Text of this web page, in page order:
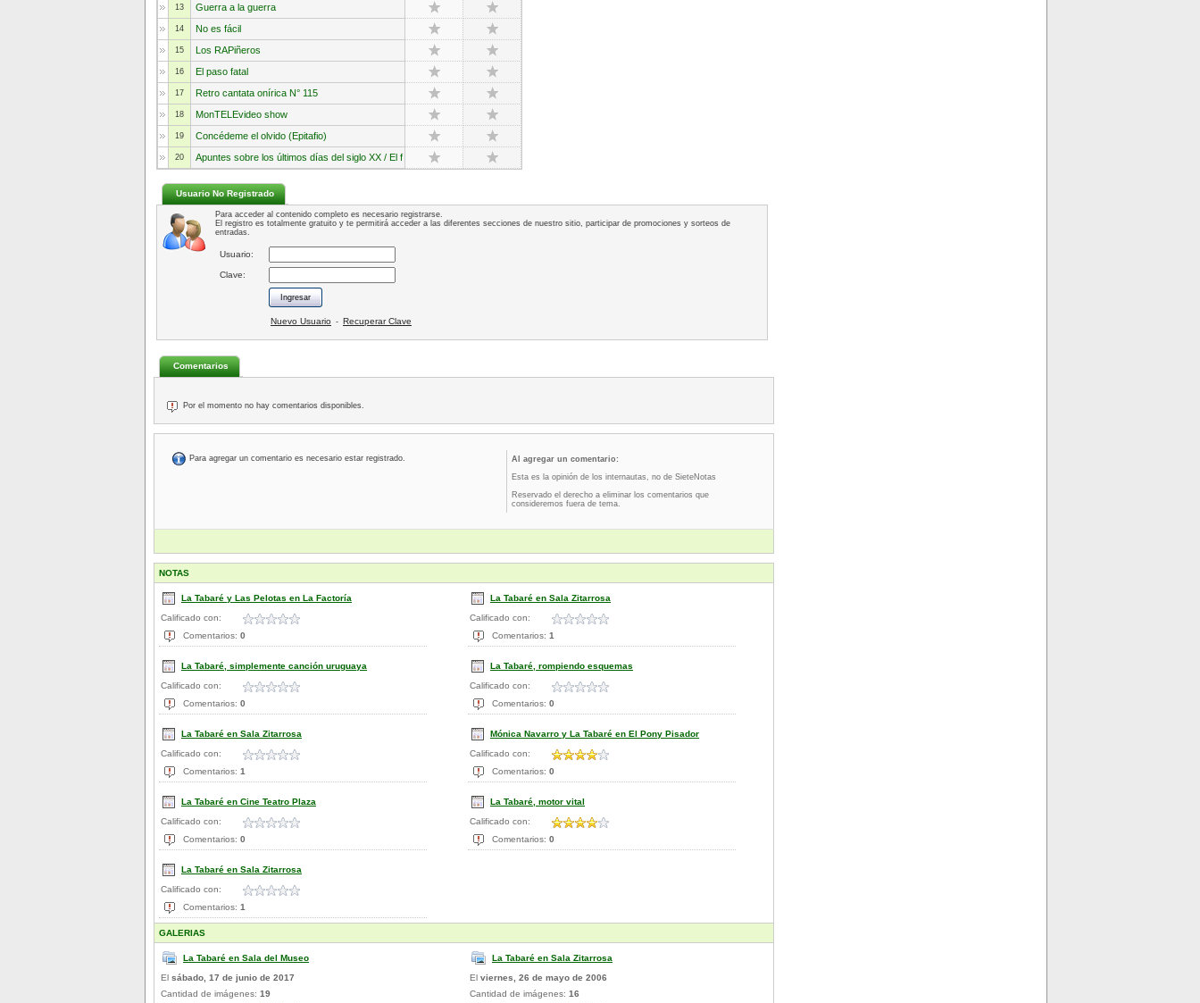
13 Guerra a la guerra
14 No es fácil
15 Los RAPiñeros
16 El paso fatal
17 Retro cantata onírica N° 115
18 MonTELEvideo show
19 Concédeme el olvido (Epitafio)
20 Apuntes sobre los últimos días del siglo XX / El f
Usuario No Registrado
Para acceder al contenido completo es necesario registrarse.
El registro es totalmente gratuito y te permitirá acceder a las diferentes secciones de nuestro sitio, participar de promociones y sorteos de
entradas.
Usuario:
Clave:
Nuevo Usuario - Recuperar Clave
Comentarios
Por el momento no hay comentarios disponibles.
Para agregar un comentario es necesario estar registrado.
Al agregar un comentario:
Esta es la opinión de los internautas, no de SieteNotas
Reservado el derecho a eliminar los comentarios que
consideremos fuera de tema.
NOTAS
La Tabaré y Las Pelotas en La Factoría
Calificado con:
Comentarios: 0
La Tabaré en Sala Zitarrosa
Calificado con:
Comentarios: 1
La Tabaré, simplemente canción uruguaya
Calificado con:
Comentarios: 0
La Tabaré, rompiendo esquemas
Calificado con:
Comentarios: 0
La Tabaré en Sala Zitarrosa
Calificado con:
Comentarios: 1
Mónica Navarro y La Tabaré en El Pony Pisador
Calificado con:
Comentarios: 0
La Tabaré en Cine Teatro Plaza
Calificado con:
Comentarios: 0
La Tabaré, motor vital
Calificado con:
Comentarios: 0
La Tabaré en Sala Zitarrosa
Calificado con:
Comentarios: 1
GALERIAS
La Tabaré en Sala del Museo
El sábado, 17 de junio de 2017
Cantidad de imágenes: 19
La Tabaré en Sala Zitarrosa
El viernes, 26 de mayo de 2006
Cantidad de imágenes: 16